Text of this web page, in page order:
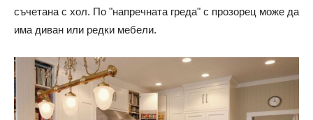
съчетана с хол. По "напречната греда" с прозорец може да
има диван или редки мебели.